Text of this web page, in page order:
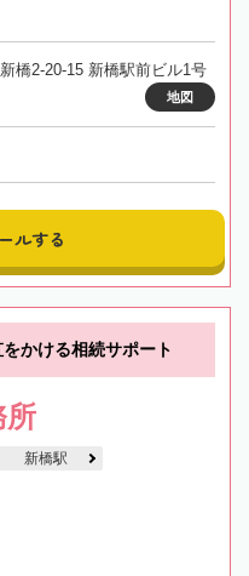
橋2-20-15 新橋駅前ビル1号
地図
ルする
かける相続サポート
所
新橋駅